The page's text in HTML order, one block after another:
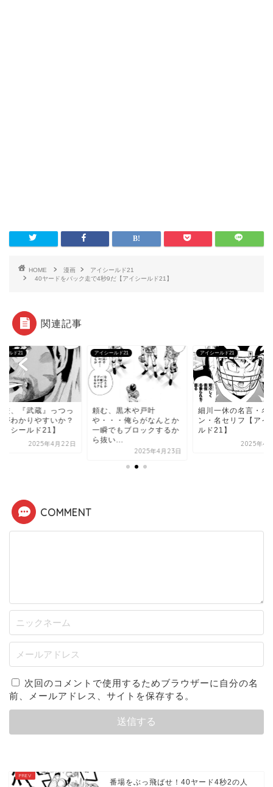
HOME 漫画
アイシールド21
40ヤードをバック走で4秒9だ【アイシールド21】
関連記事
ールド21
厳、『武蔵』っつっ
がわかりやすいか？
イシールド21】
2025年4月22日
アイシールド21
頼む、黒木や戸叶
や・・・俺らがなんとか
一瞬でもブロックするか
ら抜い...
2025年4月23日
アイシールド21
細川一休の名言・名
ン・名セリフ【アイ
ルド21】
2025年4
COMMENT
次回のコメントで使用するためブラウザーに自分の名
前、メールアドレス、サイトを保存する。
番場をぶっ飛ばせ！40ヤード4秒2の人